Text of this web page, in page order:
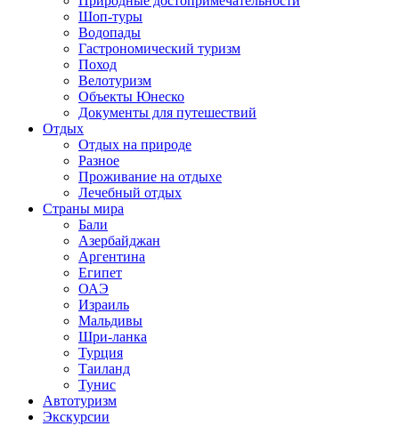
Шоп-туры
Водопады
Гастрономический туризм
Поход
Велотуризм
Объекты Юнеско
Документы для путешествий
Отдых
Отдых на природе
Разное
Проживание на отдыхе
Лечебный отдых
Страны мира
Бали
Азербайджан
Аргентина
Египет
ОАЭ
Израиль
Мальдивы
Шри-ланка
Турция
Таиланд
Тунис
Автотуризм
Экскурсии